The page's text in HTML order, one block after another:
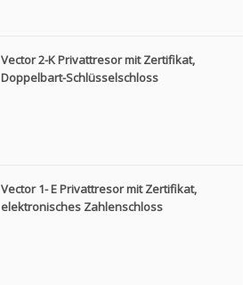
Vector 2-K Privattresor mit Zertifikat,
Doppelbart-Schlüsselschloss
Vector 1- E Privattresor mit Zertifikat,
elektronisches Zahlenschloss